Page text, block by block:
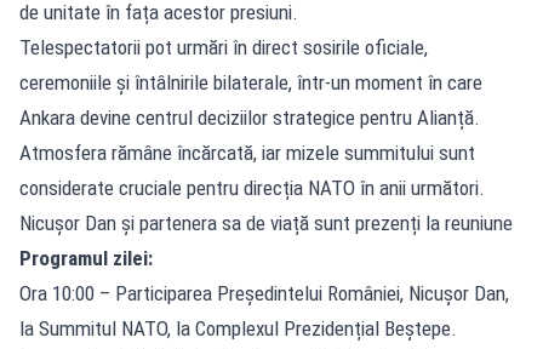
de unitate în fața acestor presiuni.
Telespectatorii pot urmări în direct sosirile oficiale,
ceremoniile și întâlnirile bilaterale, într-un moment în care
Ankara devine centrul deciziilor strategice pentru Alianță.
Atmosfera rămâne încărcată, iar mizele summitului sunt
considerate cruciale pentru direcția NATO în anii următori.
Nicușor Dan și partenera sa de viață sunt prezenți la reuniune
Programul zilei:
Ora 10:00 – Participarea Președintelui României, Nicușor Dan,
la Summitul NATO, la Complexul Prezidențial Beștepe.